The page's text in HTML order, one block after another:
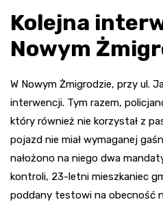
Kolejna
Nowym
W Nowym Żmigrodzie, przy ul.
interwencji. Tym razem,
który również nie korzystał z
pojazd nie miał wymaganej
nałożono na niego dwa
kontroli, 23-letni mieszkaniec
poddany testowi na obecność